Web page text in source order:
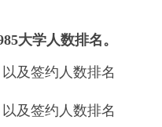
大学人数排名。